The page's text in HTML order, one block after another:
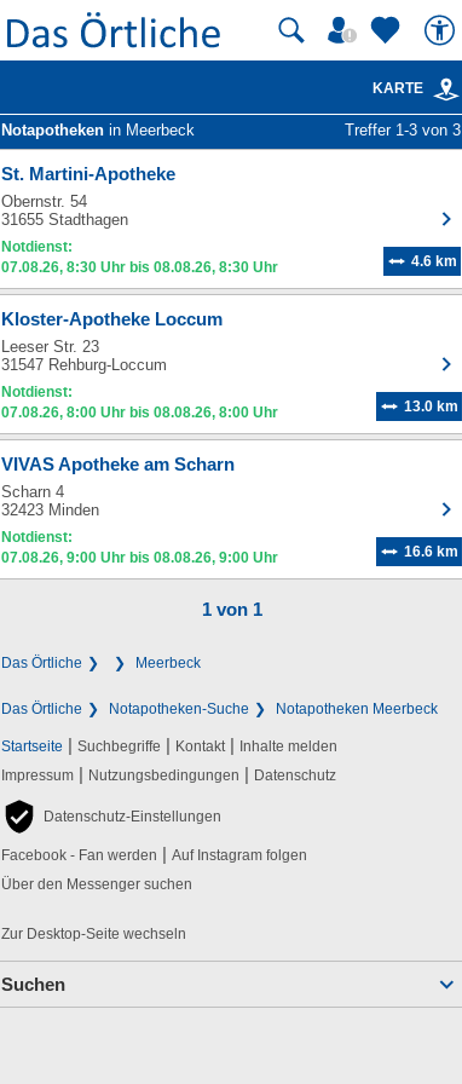
KARTE
Notapotheken in Meerbeck Treffer 1-3 von 3
St. Martini-Apotheke
Obernstr. 54
31655 Stadthagen
Notdienst:
07.08.26, 8:30 Uhr bis 08.08.26, 8:30 Uhr
4.6 km
Kloster-Apotheke Loccum
Leeser Str. 23
31547 Rehburg-Loccum
Notdienst:
07.08.26, 8:00 Uhr bis 08.08.26, 8:00 Uhr
13.0 km
VIVAS Apotheke am Scharn
Scharn 4
32423 Minden
Notdienst:
07.08.26, 9:00 Uhr bis 08.08.26, 9:00 Uhr
16.6 km
1 von 1
Das Örtliche Meerbeck
Das Örtliche Notapotheken-Suche Notapotheken Meerbeck
Startseite | Suchbegriffe | Kontakt | Inhalte melden
Impressum | Nutzungsbedingungen | Datenschutz
Datenschutz-Einstellungen
Facebook - Fan werden | Auf Instagram folgen
Über den Messenger suchen
Zur Desktop-Seite wechseln
Suchen